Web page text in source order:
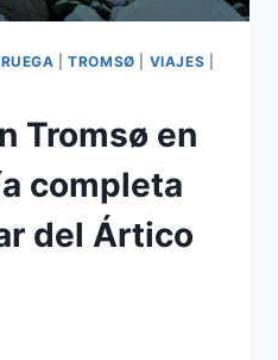
|TROMSØ VIAJES
Tromsø en
completa
del Ártico